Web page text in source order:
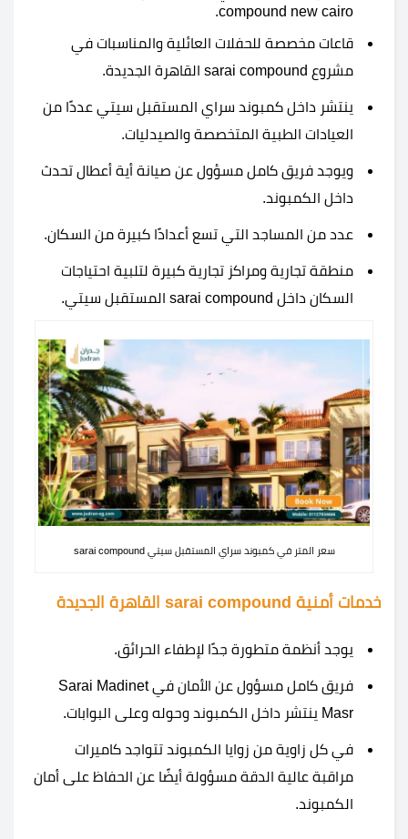
compound new cairo.
قاعات مخصصة للحفلات العائلية والمناسبات في
مشروع sarai compound القاهرة الجديدة.
ينتشر داخل كمبوند سراي المستقبل سيتي عددًا من
العيادات الطبية المتخصصة والصيدليات.
ويوجد فريق كامل مسؤول عن صيانة أية أعطال تحدث
داخل الكمبوند.
عدد من المساجد التي تسع أعدادًا كبيرة من السكان.
منطقة تجارية ومراكز تجارية كبيرة لتلبية احتياجات
السكان داخل sarai compound المستقبل سيتي.
سعر المتر في كمبوند سراي المستقبل سيتي sarai compound
خدمات أمنية sarai compound القاهرة الجديدة
يوجد أنظمة متطورة جدًا لإطفاء الحرائق.
فريق كامل مسؤول عن الأمان في Sarai Madinet
Masr ينتشر داخل الكمبوند وحوله وعلى البوابات.
في كل زاوية من زوايا الكمبوند تتواجد كاميرات
مراقبة عالية الدقة مسؤولة أيضًا عن الحفاظ على أمان
الكمبوند.